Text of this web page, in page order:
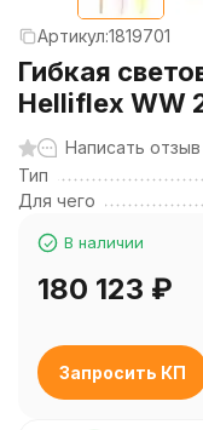
Артикул:1819701
Гибкая
Helliflex WW
Написать отзыв
Тип
Для чего
В наличии
180 123 ₽
Запросить КП